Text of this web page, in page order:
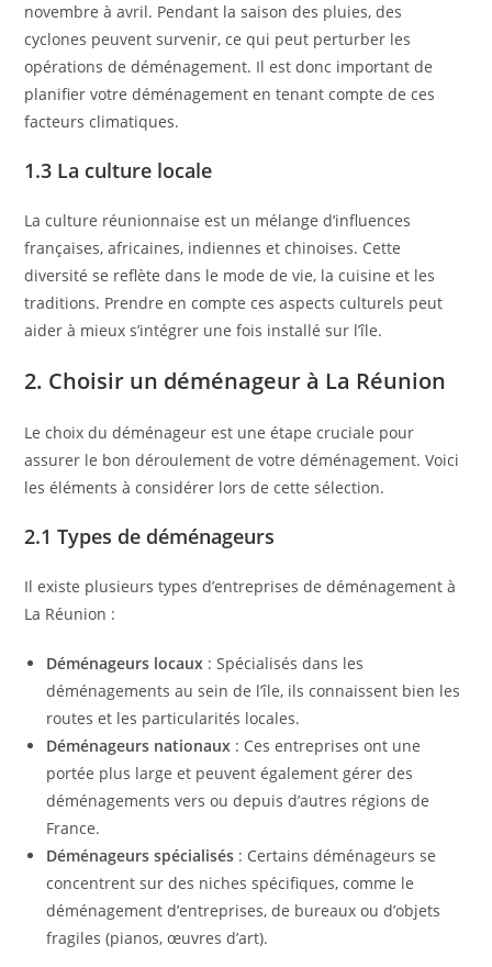
novembre à avril. Pendant la saison des pluies, des
cyclones peuvent survenir, ce qui peut perturber les
opérations de déménagement. Il est donc important de
planifier votre déménagement en tenant compte de ces
facteurs climatiques.
1.3 La culture locale
La culture réunionnaise est un mélange d’influences
françaises, africaines, indiennes et chinoises. Cette
diversité se reflète dans le mode de vie, la cuisine et les
traditions. Prendre en compte ces aspects culturels peut
aider à mieux s’intégrer une fois installé sur l’île.
2. Choisir un déménageur à La Réunion
Le choix du déménageur est une étape cruciale pour
assurer le bon déroulement de votre déménagement. Voici
les éléments à considérer lors de cette sélection.
2.1 Types de déménageurs
Il existe plusieurs types d’entreprises de déménagement à
La Réunion :
Déménageurs locaux : Spécialisés dans les
déménagements au sein de l’île, ils connaissent bien les
routes et les particularités locales.
Déménageurs nationaux : Ces entreprises ont une
portée plus large et peuvent également gérer des
déménagements vers ou depuis d’autres régions de
France.
Déménageurs spécialisés : Certains déménageurs se
concentrent sur des niches spécifiques, comme le
déménagement d’entreprises, de bureaux ou d’objets
fragiles (pianos, œuvres d’art).